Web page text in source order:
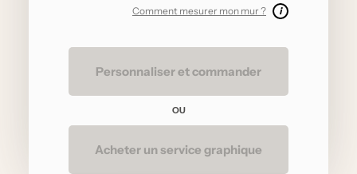
Comment mesurer mon mur ? i
Personnaliser et commander
OU
Acheter un service graphique